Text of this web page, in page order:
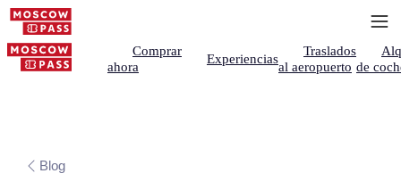
Comprar
ahora
Experiencias
Traslados
al aeropuerto de
Blog